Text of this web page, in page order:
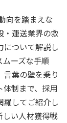
向を踏まえな
・運送業界の救
について解説し
ーズな手順
葉の壁を乗り
制まで、採用
羅してご紹介し
しい人材獲得戦